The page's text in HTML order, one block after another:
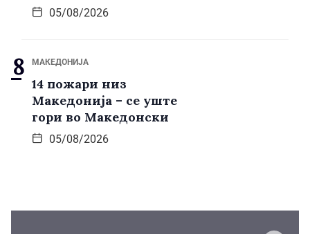
05/08/2026
МАКЕДОНИЈА
14 пожари низ
Македонија – се уште
гори во Македонски
05/08/2026